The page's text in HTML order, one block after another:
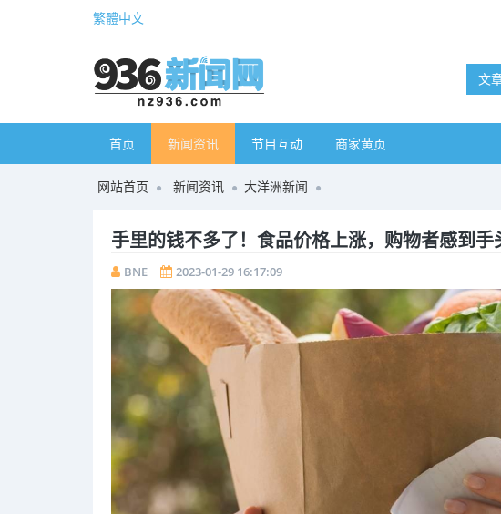
繁體中文
文
首页 新闻资讯 节目互动 商家黄页
网站首页 新闻资讯 大洋洲新闻
手里的钱不多了！食品价格上涨，购物者感到手
BNE 2023-01-29 16:17:09